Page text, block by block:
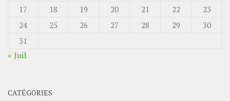
17
18 19 20 21 22
23
24
25 26 27 28 29
30
31
« Juil
CATÉGORIES